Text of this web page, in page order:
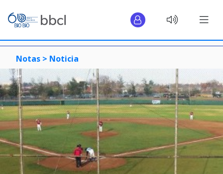
Notas > Noticia